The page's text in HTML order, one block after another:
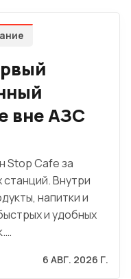
вне АЗС
Stop Cafe за
Внутри
напитки и
и удобных
6 АВГ. 2026 Г.